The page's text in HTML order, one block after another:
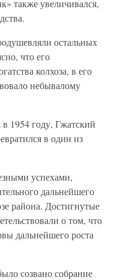
также увеличивался,
остальных
что его
колхоза, в его
небывалому
1954 году, Гжатский
в один из
успехами,
дальнейшего
района. Достигнутые
о том, что
дальнейшего роста
созвано собрание